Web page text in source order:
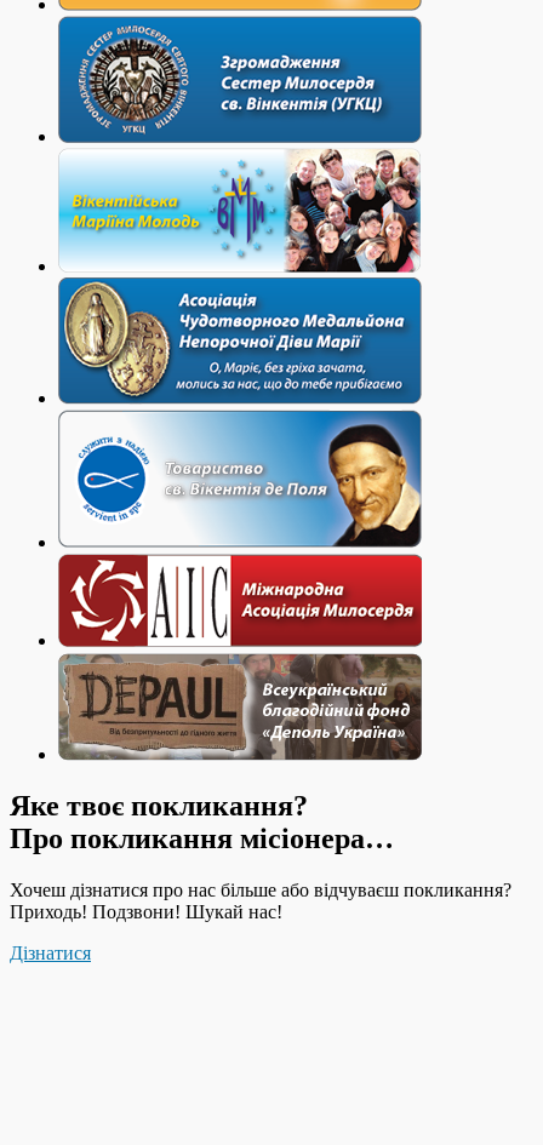
Яке твоє покликання?
Про покликання місіонера…
Хочеш дізнатися про нас більше або відчуваєш покликання?
Приходь! Подзвони! Шукай нас!
Дізнатися